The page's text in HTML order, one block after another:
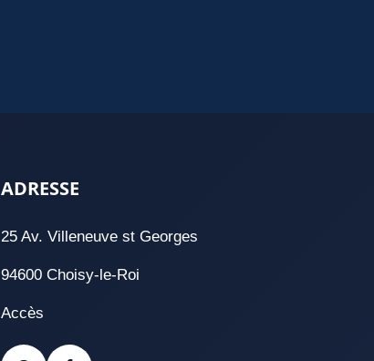
ADRESSE
25 Av. Villeneuve st Georges
94600 Choisy-le-Roi
Accès